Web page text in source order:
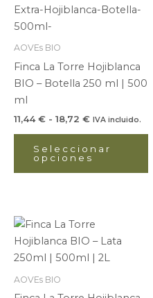
AOVEs BIO
Finca La Torre Hojiblanca
BIO – Botella 250 ml | 500
ml
11,44€ - 18,72 €
precios:
18,72 €
IVA incluido.
Seleccionar
opciones
la
AOVEs BIO
Rango
precios:
desde
48,88 €